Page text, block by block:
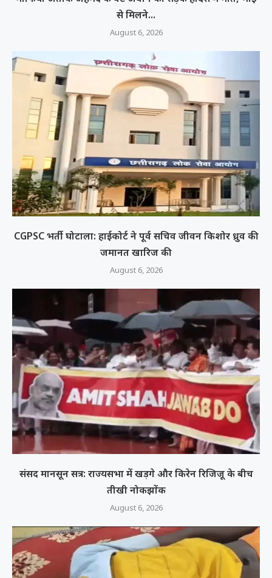
से मिलने...
August 6, 2026
CGPSC भर्ती घोटाला: हाईकोर्ट ने पूर्व सचिव जीवन किशोर ध्रुव की
जमानत खारिज की
August 6, 2026
संसद मानसून सत्र: राज्यसभा में खड़गे और किरेन रिजिजू के बीच
तीखी नोकझोंक
August 6, 2026